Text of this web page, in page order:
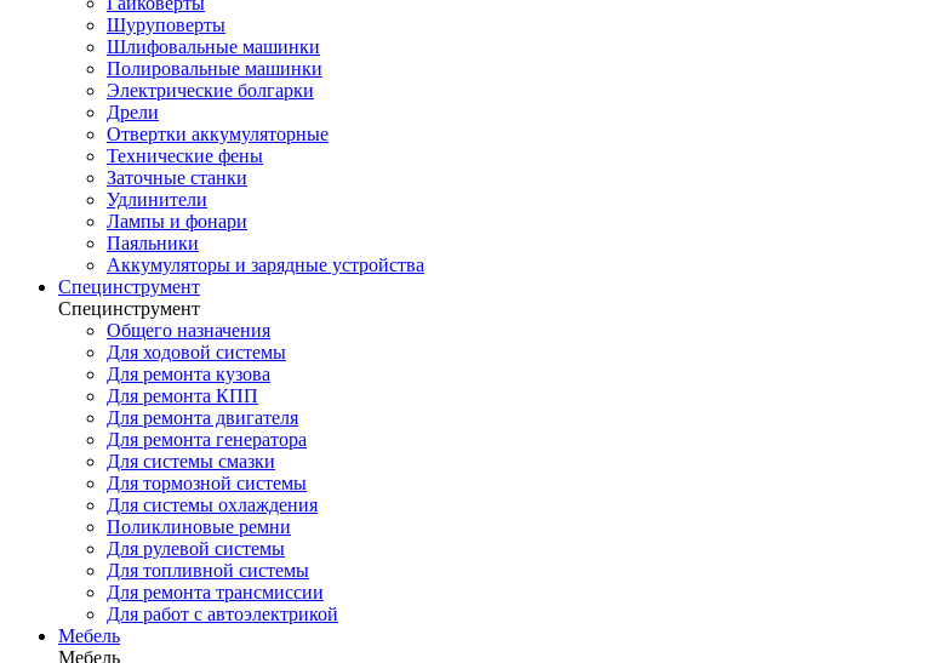
Шуруповерты
Шлифовальные машинки
Полировальные машинки
Электрические болгарки
Дрели
Отвертки аккумуляторные
Технические фены
Заточные станки
Удлинители
Лампы и фонари
Паяльники
Аккумуляторы и зарядные устройства
Специнструмент
Специнструмент
Общего назначения
Для ходовой системы
Для ремонта кузова
Для ремонта КПП
Для ремонта двигателя
Для ремонта генератора
Для системы смазки
Для тормозной системы
Для системы охлаждения
Поликлиновые ремни
Для рулевой системы
Для топливной системы
Для ремонта трансмиссии
Для работ с автоэлектрикой
Мебель
Мебель